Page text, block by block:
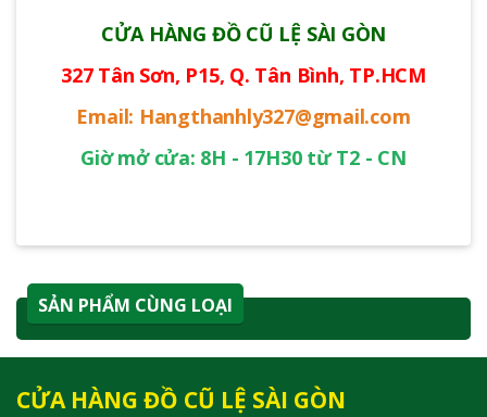
CỬA HÀNG ĐỒ CŨ LỆ SÀI GÒN
327 Tân Sơn, P15, Q. Tân Bình, TP.HCM
Email: Hangthanhly327@gmail.com
Giờ mở cửa: 8H - 17H30 từ T2 - CN
SẢN PHẨM CÙNG LOẠI
CỬA HÀNG ĐỒ CŨ LỆ SÀI GÒN